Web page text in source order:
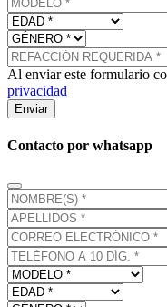
Al enviar este formulario
privacidad
Enviar
Contacto por whatsapp